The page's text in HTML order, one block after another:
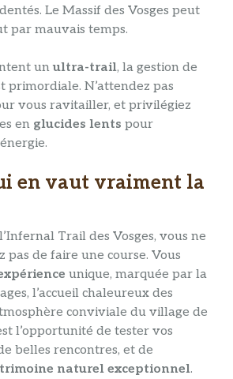
Le Massif des Vosges peut
par mauvais temps.
unultra-trail, la gestion de
primordiale. N’attendez pas
vous ravitailler, et privilégiez
en glucides lents pour
en vaut vraiment la
Trail des Vosges, vous ne
pas de faire une course. Vous
unique, marquée par la
l’accueil chaleureux des
conviviale du village de
l’opportunité de tester vos
belles rencontres, et de
naturel exceptionnel.